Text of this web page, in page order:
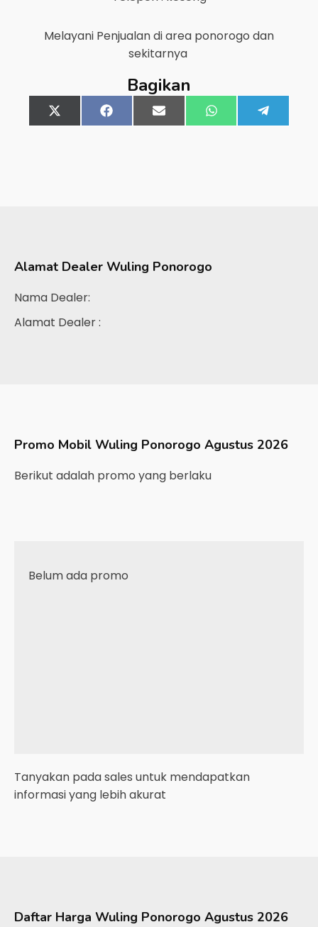
Melayani Penjualan di area ponorogo dan
sekitarnya
Bagikan
Share
on
X
(Twitter)
Share
on
FacebookShare
on
Email Share
on
WhatsApp
on
Alamat Dealer Wuling Ponorogo
Nama Dealer:
Alamat Dealer :
Promo Mobil Wuling Ponorogo Agustus 2026
Berikut adalah promo yang berlaku
Belum ada promo
Tanyakan pada sales untuk mendapatkan
informasi yang lebih akurat
Daftar Harga Wuling Ponorogo Agustus 2026